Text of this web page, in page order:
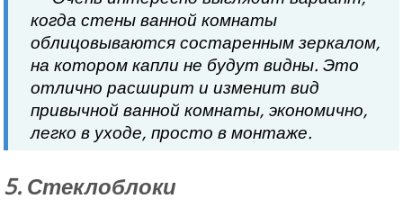
когда стены ванной комнаты
облицовываются состаренным зеркалом,
на котором капли не будут видны. Это
отлично расширит и изменит вид
привычной ванной комнаты, экономично,
легко в уходе, просто в монтаже.
5. Стеклоблоки